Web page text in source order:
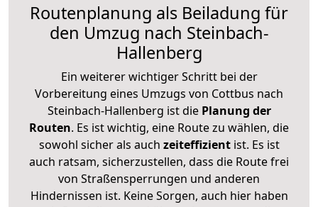
Routenplanung als Beiladung für
den Umzug nach Steinbach-
Hallenberg
Ein weiterer wichtiger Schritt bei der
Vorbereitung eines Umzugs von Cottbus nach
Steinbach-Hallenberg ist diePlanung der
Routen. Es ist wichtig, eine Route zu wählen, die
sowohl sicher als auch zeiteffizientist. Es ist
auch ratsam, sicherzustellen, dass die Route frei
von Straßensperrungen und anderen
Hindernissen ist. Keine Sorgen, auch hier haben